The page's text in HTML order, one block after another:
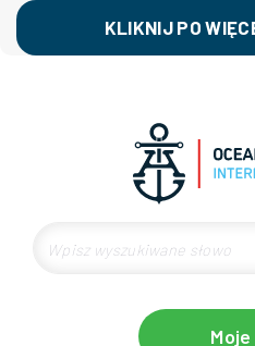
KLIKNIJ PO
Moje